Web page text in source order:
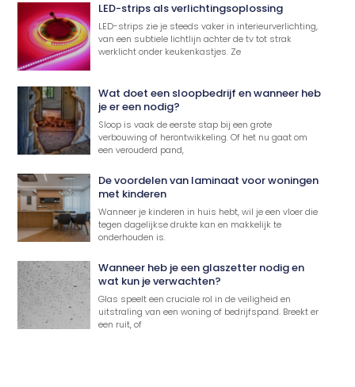
LED-strips als verlichtingsoplossing
LED-strips zie je steeds vaker in interieurverlichting,
van een subtiele lichtlijn achter de tv tot strak
werklicht onder keukenkastjes. Ze
Wat doet een sloopbedrijf en wanneer heb
je er een nodig?
Sloop is vaak de eerste stap bij een grote
verbouwing of herontwikkeling. Of het nu gaat om
een verouderd pand,
De voordelen van laminaat voor woningen
met kinderen
Wanneer je kinderen in huis hebt, wil je een vloer die
tegen dagelijkse drukte kan en makkelijk te
onderhouden is.
Wanneer heb je een glaszetter nodig en
wat kun je verwachten?
Glas speelt een cruciale rol in de veiligheid en
uitstraling van een woning of bedrijfspand. Breekt er
een ruit, of